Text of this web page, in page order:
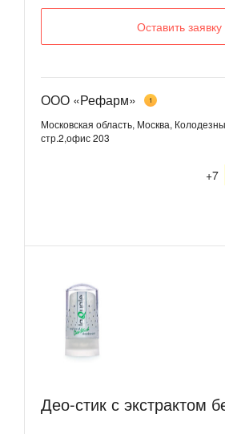
Оставить заявку
ООО «Рефарм» 1
Московская область, Москва,
стр.2,офис 203
+7
Део-стик с экстрактом